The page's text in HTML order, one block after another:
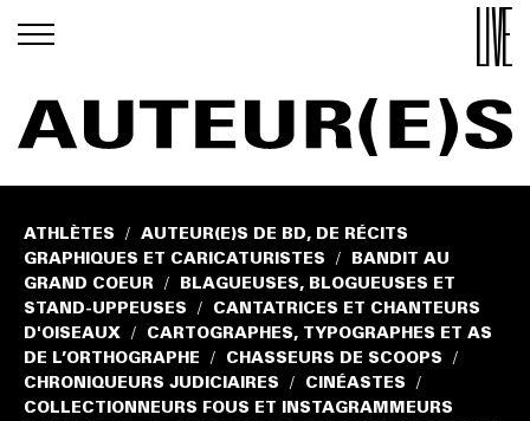
ATHLÈTES / AUTEUR(E)S DE BD, DE RÉCITS
GRAPHIQUES ET CARICATURISTES
/
BANDIT AU
GRAND COEUR
/
BLAGUEUSES, BLOGUEUSES ET
STAND-UPPEUSES
/
CANTATRICES ET CHANTEURS
D'OISEAUX /
CARTOGRAPHES, TYPOGRAPHES ET AS
DE L’ORTHOGRAPHE
/ CHASSEURS DE SCOOPS /
CHRONIQUEURS JUDICIAIRES / CINÉASTES /
COLLECTIONNEURS FOUS ET INSTAGRAMMEURS